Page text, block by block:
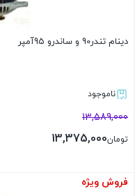
دینام تندر90 و ساندرو 95آمپر
ناموجود
13,589,000
تومان13,375,000
بستن
فروش ویژه